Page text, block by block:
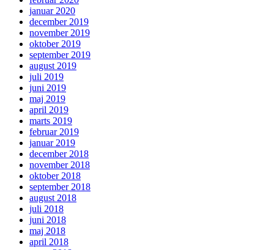
januar 2020
december 2019
november 2019
oktober 2019
september 2019
august 2019
juli 2019
juni 2019
maj 2019
april 2019
marts 2019
februar 2019
januar 2019
december 2018
november 2018
oktober 2018
september 2018
august 2018
juli 2018
juni 2018
maj 2018
april 2018